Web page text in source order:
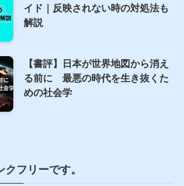
イド｜反映されない時の対処法も
解説
【書評】日本が世界地図から消え
る前に 最悪の時代を生き抜くた
めの社会学
フリーです。